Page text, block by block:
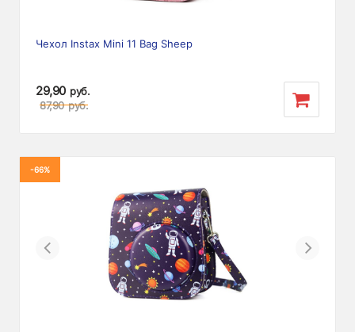
Чехол Instax Mini 11 Bag Sheep
29,90 руб.
87,90 руб.
-66%
Previous Next